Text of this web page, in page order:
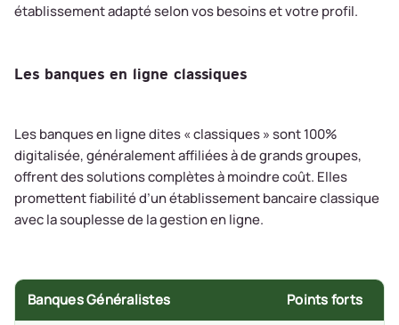
établissement adapté selon vos besoins et votre profil.
Les banques en ligne classiques
Les banques en ligne dites « classiques » sont 100%
digitalisée, généralement affiliées à de grands groupes,
offrent des solutions complètes à moindre coût. Elles
promettent fiabilité d’un établissement bancaire classique
avec la souplesse de la gestion en ligne.
Banques Généralistes Points forts